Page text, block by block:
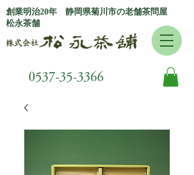
創業明治20年 静岡県菊川市の老舗茶問屋
松永茶舗
0537-35-3366